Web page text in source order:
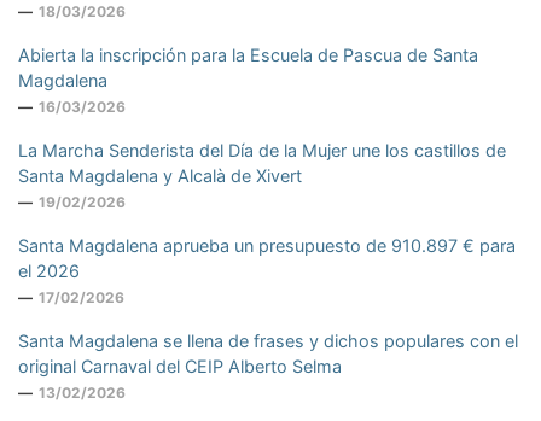
18/03/2026
Abierta la inscripción para la Escuela de Pascua de Santa
Magdalena
16/03/2026
La Marcha Senderista del Día de la Mujer une los castillos de
Santa Magdalena y Alcalà de Xivert
19/02/2026
Santa Magdalena aprueba un presupuesto de 910.897 € para
el 2026
17/02/2026
Santa Magdalena se llena de frases y dichos populares con el
original Carnaval del CEIP Alberto Selma
13/02/2026